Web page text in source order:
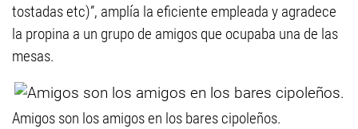
tostadas etc)”, amplía la eficiente empleada y agradece
la propina a un grupo de amigos que ocupaba una de las
mesas.
Amigos son los amigos en los bares cipoleños.